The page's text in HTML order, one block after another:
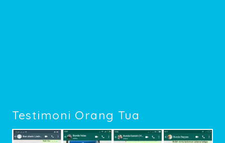
Testimoni Orang Tua